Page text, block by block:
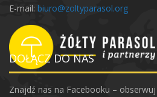
E-mail: biuro@zoltyparasol.org
DOŁĄCZ DO NAS
Znajdź nas na Facebooku –